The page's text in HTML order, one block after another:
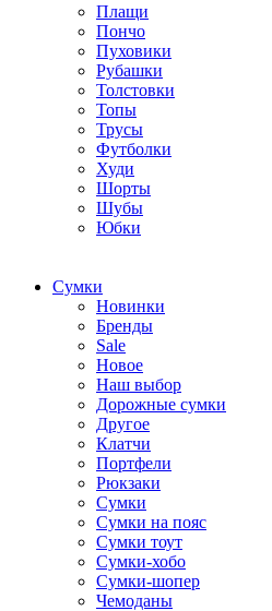
Плащи
Пончо
Пуховики
Рубашки
Толстовки
Топы
Трусы
Футболки
Худи
Шорты
Шубы
Юбки
Cумки
Новинки
Бренды
Sale
Новое
Наш выбор
Дорожные сумки
Другое
Клатчи
Портфели
Рюкзаки
Сумки
Сумки на пояс
Сумки тоут
Сумки-хобо
Сумки-шопер
Чемоданы